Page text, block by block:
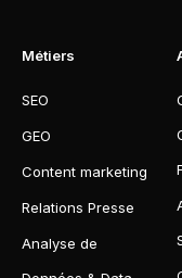
Métiers
SEO
GEO
Content marketing
Relations Presse
Analyse de